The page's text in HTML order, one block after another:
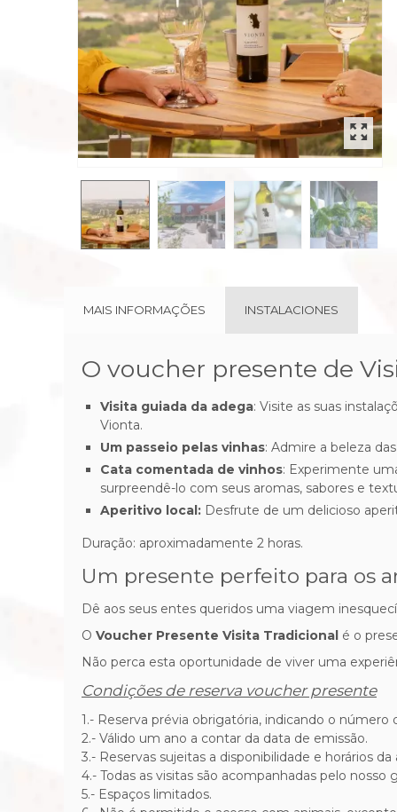
MAIS INFORMAÇÕES INSTALACIONES
O voucher presente de
Visita guiada da adega: Visite as suas
Vionta.
Um passeio pelas vinhas: Admire a beleza
Cata comentada de vinhos: Experimente
surpreendê-lo com seus aromas, sabores e
Aperitivo local: Desfrute de um delicioso
Duração: aproximadamente 2 horas.
Um presente perfeito para os
Dê aos seus entes queridos uma viagem
O Voucher Presente Visita Tradicional é o
Não perca esta oportunidade de viver uma
Condições de reserva voucher presente
1.- Reserva prévia obrigatória, indicando o número
2.- Válido um ano a contar da data de emissão.
3.- Reservas sujeitas a disponibilidade e horários
4.- Todas as visitas são acompanhadas pelo
5.- Espaços limitados.